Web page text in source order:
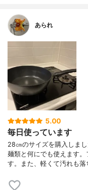
あられ
5.00
毎日使っています
28㎝のサイズを購入しま
麺類と何にでも使えます
す。また、軽くて汚れも